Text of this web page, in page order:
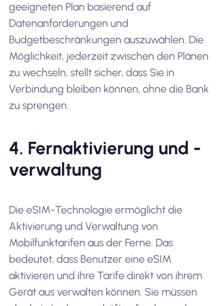
geeigneten Plan basierend auf
Datenanforderungen und
Budgetbeschränkungen auszuwählen. Die
Möglichkeit, jederzeit zwischen den Plänen
zu wechseln, stellt sicher, dass Sie in
Verbindung bleiben können, ohne die Bank
zu sprengen.
4. Fernaktivierung und -
verwaltung
Die eSIM-Technologie ermöglicht die
Aktivierung und Verwaltung von
Mobilfunktarifen aus der Ferne. Das
bedeutet, dass Benutzer eine eSIM
aktivieren und ihre Tarife direkt von ihrem
Gerät aus verwalten können. Sie müssen